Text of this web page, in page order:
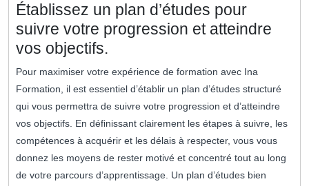
Établissez un plan d’études pour
suivre votre progression et atteindre
vos objectifs.
Pour maximiser votre expérience de formation avec Ina
Formation, il est essentiel d’établir un plan d’études structuré
qui vous permettra de suivre votre progression et d’atteindre
vos objectifs. En définissant clairement les étapes à suivre, les
compétences à acquérir et les délais à respecter, vous vous
donnez les moyens de rester motivé et concentré tout au long
de votre parcours d’apprentissage. Un plan d’études bien